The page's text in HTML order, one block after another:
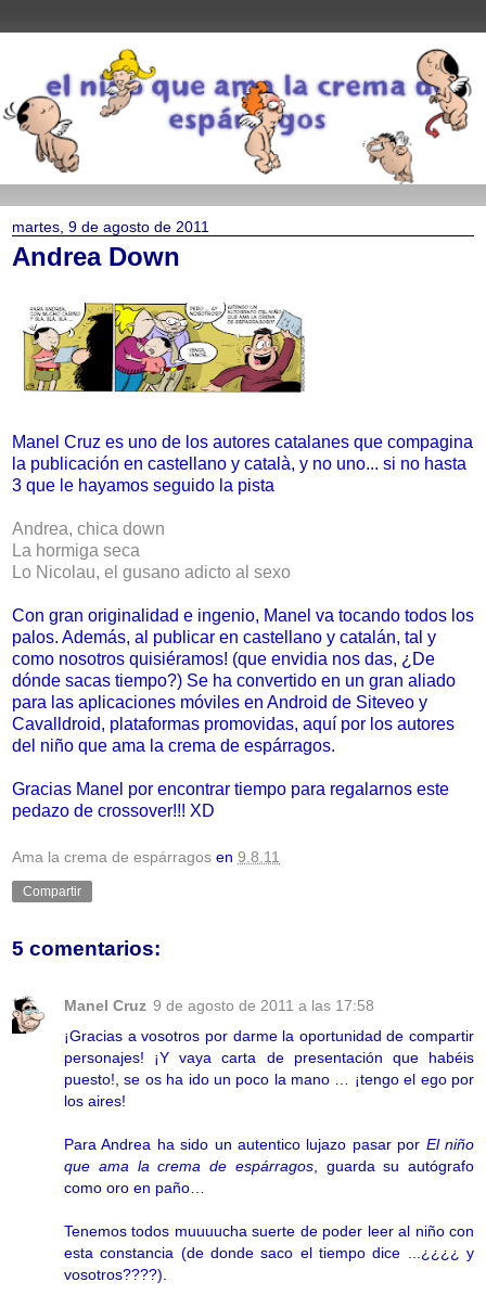
martes, 9 de agosto de 2011
Andrea Down
Manel Cruz es uno de los autores catalanes que compagina
la publicación en castellano y català, y no uno... si no hasta
3 que le hayamos seguido la pista
Andrea, chica down
La hormiga seca
Lo Nicolau, el gusano adicto al sexo
Con gran originalidad e ingenio, Manel va tocando todos los
palos. Además, al publicar en castellano y catalán, tal y
como nosotros quisiéramos! (que envidia nos das, ¿De
dónde sacas tiempo?) Se ha convertido en un gran aliado
para las aplicaciones móviles en Android de Siteveo y
Cavalldroid, plataformas promovidas, aquí por los autores
del niño que ama la crema de espárragos.
Gracias Manel por encontrar tiempo para regalarnos este
pedazo de crossover!!! XD
Ama la crema de espárragos en 9.8.11
Compartir
5 comentarios:
Manel Cruz 9 de agosto de 2011 a las 17:58
¡Gracias a vosotros por darme la oportunidad de compartir
personajes! ¡Y vaya carta de presentación que habéis
puesto!, se os ha ido un poco la mano … ¡tengo el ego por
los aires!
Para Andrea ha sido un autentico lujazo pasar por El niño
que ama la crema de espárragos, guarda su autógrafo
como oro en paño…
Tenemos todos muuuucha suerte de poder leer al niño con
esta constancia (de donde saco el tiempo dice ...¿¿¿¿ y
vosotros????).